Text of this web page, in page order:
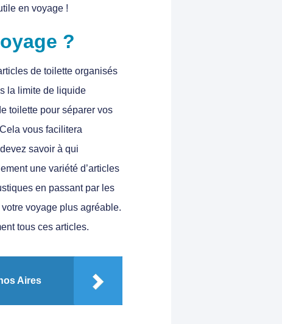
en voyage !
?
de toilette organisés
la limite de liquide
toilette pour séparer vos
vous facilitera
savoir à qui
une variété d’articles
en passant par les
voyage plus agréable.
tous ces articles.
Aires